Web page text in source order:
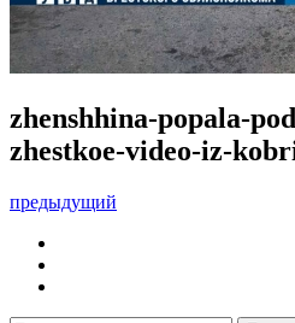
zhenshhina-popala-
zhestkoe-video-iz-
предыдущий